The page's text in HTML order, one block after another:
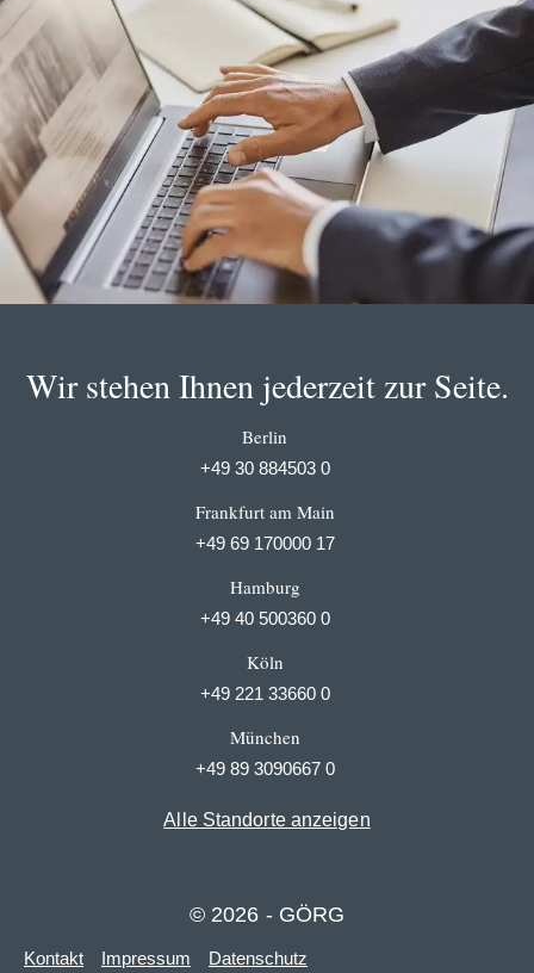
Wir stehen Ihnen jederzeit zur Seite.
Berlin
+49 30 884503 0
Frankfurt am Main
+49 69 170000 17
Hamburg
+49 40 500360 0
Köln
+49 221 33660 0
München
+49 89 3090667 0
Alle Standorte anzeigen
© 2026 - GÖRG
Kontakt Impressum Datenschutz